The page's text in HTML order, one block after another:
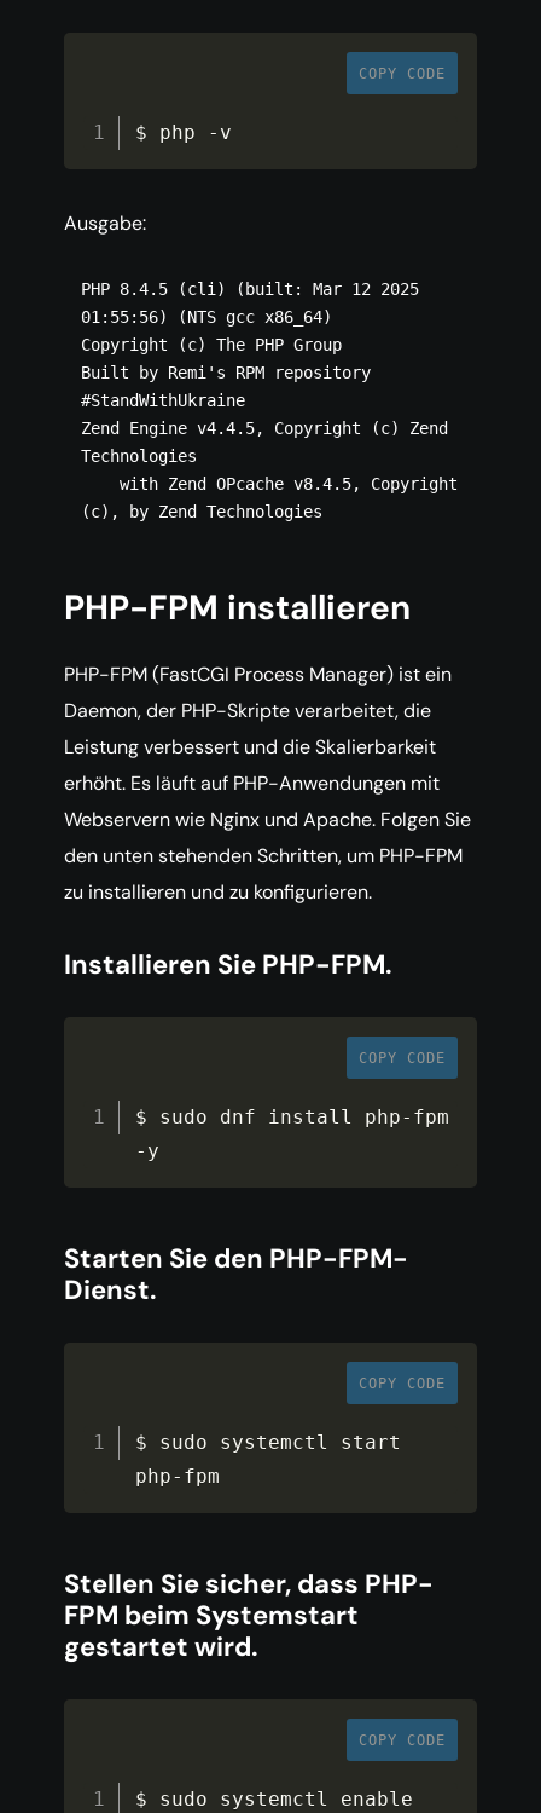
COPY CODE
$ php - v
Ausgabe:
PHP 8.4.5 (cli) (built: Mar 12 2025
01:55:56) (NTS gcc x86_64)
Copyright (c) The PHP Group
Built by Remi's RPM repository
#StandWithUkraine
Zend Engine v4.4.5, Copyright (c) Zend
Technologies
    with Zend OPcache v8.4.5, Copyright
PHP-FPM installieren
PHP-FPM (FastCGI Process Manager) ist ein
Daemon, der PHP-Skripte verarbeitet, die
Leistung verbessert und die Skalierbarkeit
erhöht. Es läuft auf PHP-Anwendungen mit
Webservern wie Nginx und Apache. Folgen Sie
den unten stehenden Schritten, um PHP-FPM
zu installieren und zu konfigurieren.
Installieren Sie PHP-FPM.
COPY CODE
$ sudo dnf install php-
- y
Starten Sie den PHP-FPM-
Dienst.
COPY CODE
$ sudo systemctl start
php- fpm
Stellen Sie sicher, dass PHP-
FPM beim Systemstart
gestartet wird.
COPY CODE
$ sudo systemctl enable